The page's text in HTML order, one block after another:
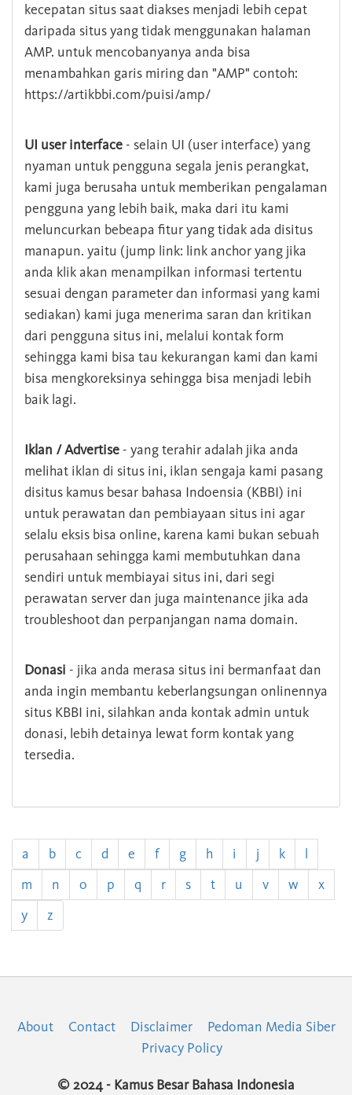
kecepatan situs saat diakses menjadi lebih cepat
daripada situs yang tidak menggunakan halaman
AMP. untuk mencobanyanya anda bisa
menambahkan garis miring dan "AMP" contoh:
https://artikbbi.com/puisi/amp/
UI user interface - selain UI (user interface) yang
nyaman untuk pengguna segala jenis perangkat,
kami juga berusaha untuk memberikan pengalaman
pengguna yang lebih baik, maka dari itu kami
meluncurkan bebeapa fitur yang tidak ada disitus
manapun. yaitu (jump link: link anchor yang jika
anda klik akan menampilkan informasi tertentu
sesuai dengan parameter dan informasi yang kami
sediakan) kami juga menerima saran dan kritikan
dari pengguna situs ini, melalui kontak form
sehingga kami bisa tau kekurangan kami dan kami
bisa mengkoreksinya sehingga bisa menjadi lebih
baik lagi.
Iklan / Advertise - yang terahir adalah jika anda
melihat iklan di situs ini, iklan sengaja kami pasang
disitus kamus besar bahasa Indoensia (KBBI) ini
untuk perawatan dan pembiayaan situs ini agar
selalu eksis bisa online, karena kami bukan sebuah
perusahaan sehingga kami membutuhkan dana
sendiri untuk membiayai situs ini, dari segi
perawatan server dan juga maintenance jika ada
troubleshoot dan perpanjangan nama domain.
Donasi - jika anda merasa situs ini bermanfaat dan
anda ingin membantu keberlangsungan onlinennya
situs KBBI ini, silahkan anda kontak admin untuk
donasi, lebih detainya lewat form kontak yang
tersedia.
a b c d e f g h i j k
l
m
n o p q r s t u v w
x
y
z
About Contact Disclaimer
Pedoman Media Siber
Privacy Policy
© 2024 - Kamus Besar Bahasa Indonesia